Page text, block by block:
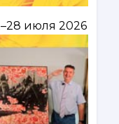
июля 2026